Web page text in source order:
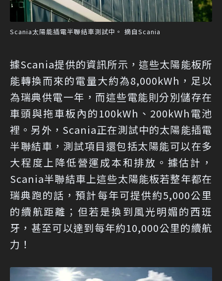
Scania太陽能插電半聯結車測試中。 摘自Scania
據Scania提供的資訊所示，這些太陽能板所
能轉換而來的電量大約為8,000kWh，足以
為瑞典供電一年，而這些電能則分別儲存在
車頭與拖車板內的100kWh、200kWh電池
裡。另外，Scania正在測試中的太陽能插電
半聯結車，測試項目還包括太陽能可以在多
大程度上降低營運成本和排放。據估計，
Scania半聯結車上這些太陽能板若整年都在
瑞典跑的話，預計每年可提供約5,000公里
的續航距離；但若是換到風光明媚的西班
牙，甚至可以達到每年約10,000公里的續航
力！